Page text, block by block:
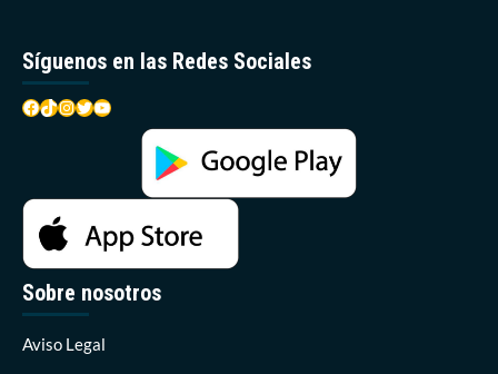
Síguenos en las Redes Sociales
Facebook
TikTok
Instagram
Twitter
YouTube
Sobre nosotros
Aviso Legal